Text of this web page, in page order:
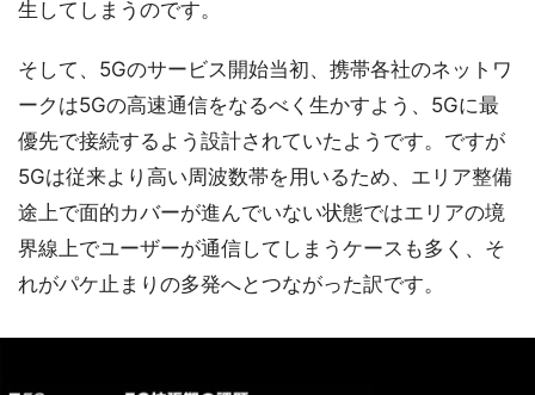
生してしまうのです。
そして、5Gのサービス開始当初、携帯各社のネットワ
ークは5Gの高速通信をなるべく生かすよう、5Gに最
優先で接続するよう設計されていたようです。ですが
5Gは従来より高い周波数帯を用いるため、エリア整備
途上で面的カバーが進んでいない状態ではエリアの境
界線上でユーザーが通信してしまうケースも多く、そ
れがパケ止まりの多発へとつながった訳です。